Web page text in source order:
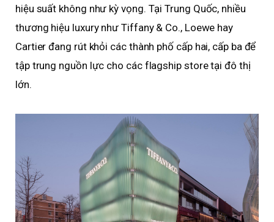
hiệu suất không như kỳ vọng. Tại Trung Quốc, nhiều
thương hiệu luxury như Tiffany & Co., Loewe hay
Cartier đang rút khỏi các thành phố cấp hai, cấp ba để
tập trung nguồn lực cho các flagship store tại đô thị
lớn.